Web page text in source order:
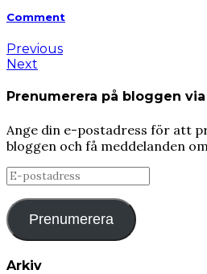
Comment
Previous
Next
Prenumerera på bloggen
Ange din e-postadress för att
bloggen och få meddelanden
E-
postadress
Prenumerera
Arkiv